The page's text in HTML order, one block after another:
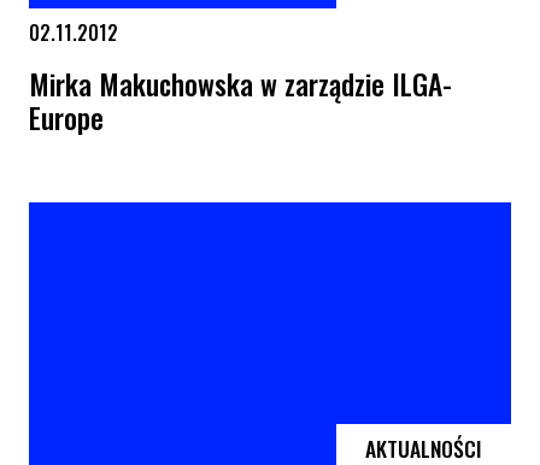
02.11.2012
Mirka Makuchowska w zarządzie ILGA-
Europe
AKTUALNOŚCI